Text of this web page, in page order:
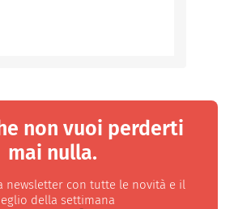
non vuoi perderti
mai nulla.
newsletter con tutte le novità e il
della settimana